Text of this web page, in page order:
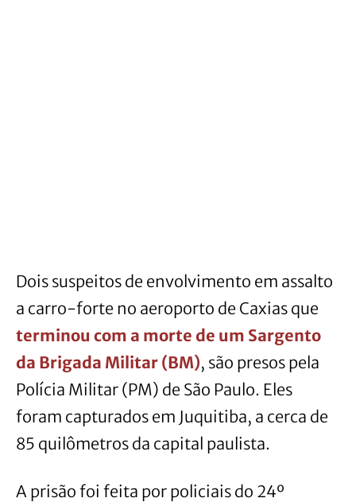
Dois suspeitos de envolvimento em assalto
a carro-forte no aeroporto de Caxias que
terminou com a morte de um Sargento
da Brigada Militar (BM), são presos pela
Polícia Militar (PM) de São Paulo. Eles
foram capturados em Juquitiba, a cerca de
85 quilômetros da capital paulista.
A prisão foi feita por policiais do 24º